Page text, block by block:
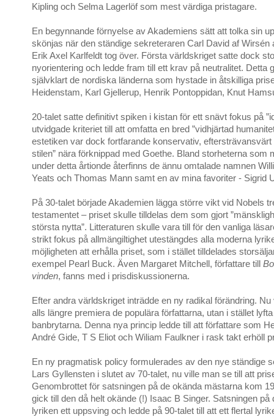
Kipling och Selma Lagerlöf som mest värdiga pristagare.
En begynnande förnyelse av Akademiens sätt att tolka sin
skönjas när den ständige sekreteraren Carl David af Wirsén
Erik Axel Karlfeldt tog över. Första världskriget satte dock
nyorientering och ledde fram till ett krav på neutralitet. Detta
självklart de nordiska länderna som hystade in åtskilliga
Heidenstam, Karl Gjellerup, Henrik Pontoppidan, Knut
20-talet satte definitivt spiken i kistan för ett snävt fokus på
utvidgade kriteriet till att omfatta en bred ”vidhjärtad
estetiken var dock fortfarande konservativ, eftersträvansvärt
stilen” nära förknippad med Goethe. Bland storheterna som
under detta årtionde återfinns de ännu omtalade namnen
Yeats och Thomas Mann samt en av mina favoriter - Sigrid
På 30-talet började Akademien lägga större vikt vid Nobels
testamentet – priset skulle tilldelas dem som gjort
största nytta”. Litteraturen skulle vara till för den vanliga
strikt fokus på allmängiltighet utestängdes alla moderna
möjligheten att erhålla priset, som i stället tilldelades
exempel Pearl Buck. Även Margaret Mitchell, författare till
vinden, fanns med i prisdiskussionerna.
Efter andra världskriget inträdde en ny radikal förändring. Nu
alls längre premiera de populära författarna, utan i stället
banbrytarna. Denna nya princip ledde till att författare som
André Gide, T S Eliot och Wiliam Faulkner i rask takt erhöll
En ny pragmatisk policy formulerades av den nye ständige
Lars Gyllensten i slutet av 70-talet, nu ville man se till att
Genombrottet för satsningen på de okända mästarna kom
gick till den då helt okände (!) Isaac B Singer. Satsningen på
lyriken ett uppsving och ledde på 90-talet till att ett flertal